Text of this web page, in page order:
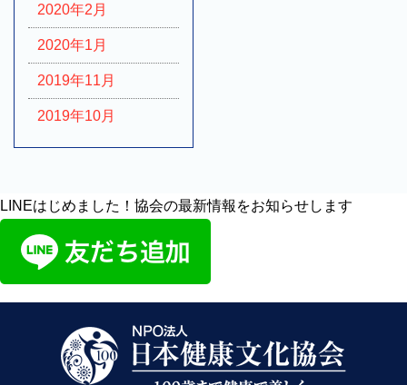
2020年2月
2020年1月
2019年11月
2019年10月
LINEはじめました！協会の最新情報をお知らせします